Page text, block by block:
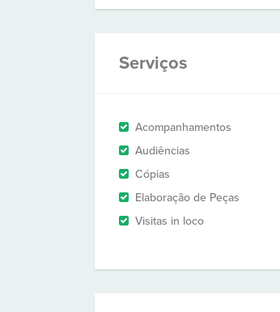
Serviços
Acompanhamentos
Audiências
Cópias
Elaboração de Peças
Visitas in loco